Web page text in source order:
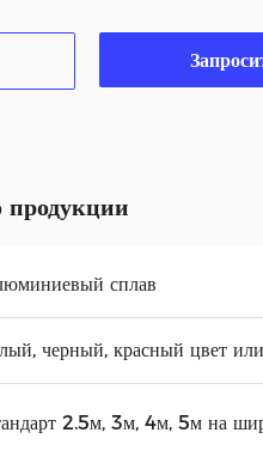
сплав
черный, красный цвет
2.5м, 3м, 4м, 5м на